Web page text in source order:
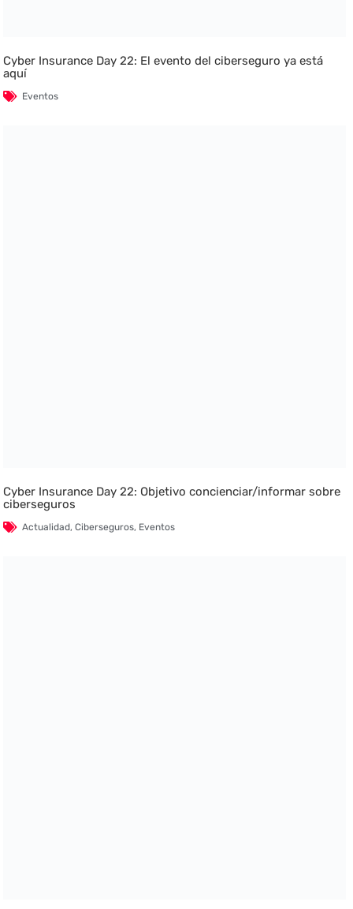
Cyber Insurance Day 22: El evento del ciberseguro ya está
aquí
Eventos
Cyber Insurance Day 22: Objetivo concienciar/informar sobre
ciberseguros
Actualidad,Ciberseguros, Eventos